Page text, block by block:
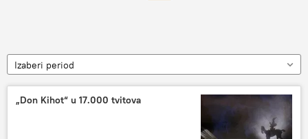
Izaberi period
„Don Kihot“ u 17.000 tvitova